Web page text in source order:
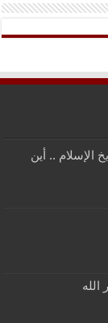
الإسلام .. أين